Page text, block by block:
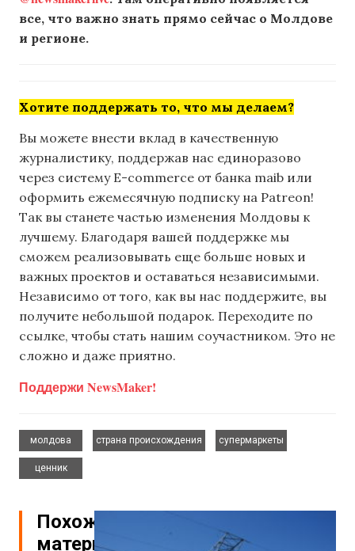
все, что важно знать прямо сейчас о Молдове
и регионе.
Хотите поддержать то, что мы делаем?
Вы можете внести вклад в качественную
журналистику, поддержав нас единоразово
через систему E-commerce от банка maib или
оформить ежемесячную подписку на Patreon!
Так вы станете частью изменения Молдовы к
лучшему. Благодаря вашей поддержке мы
сможем реализовывать еще больше новых и
важных проектов и оставаться независимыми.
Независимо от того, как вы нас поддержите, вы
получите небольшой подарок. Переходите по
ссылке, чтобы стать нашим соучастником. Это не
сложно и даже приятно.
Поддержи NewsMaker!
молдова
страна происхождения
супермаркеты
ценник
Похожие
материалы